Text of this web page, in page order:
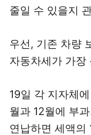
줄일 수 있을지
우선, 기존 차량
자동차세가 가장
19일 각 지자체
월과 12월에 부
연납하면 세액의